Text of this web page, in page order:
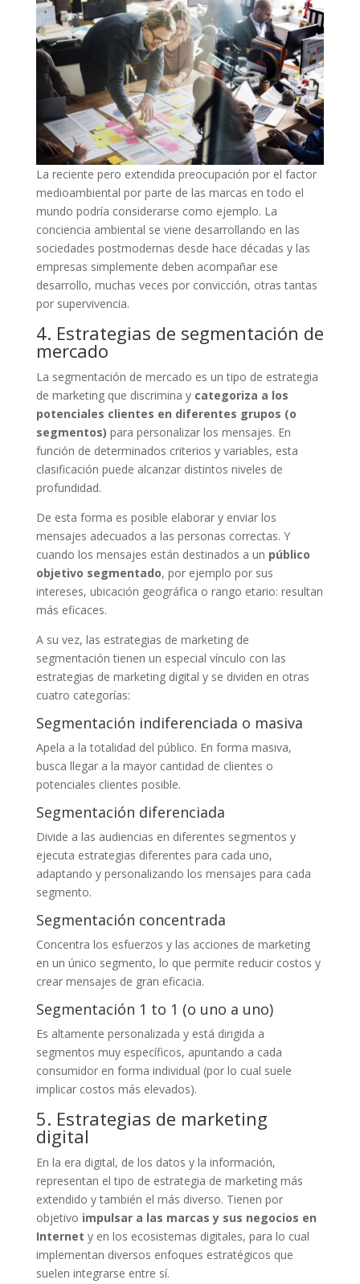
La reciente pero extendida preocupación por el factor
medioambiental por parte de las marcas en todo el
mundo podría considerarse como ejemplo. La
conciencia ambiental se viene desarrollando en las
sociedades postmodernas desde hace décadas y las
empresas simplemente deben acompañar ese
desarrollo, muchas veces por convicción, otras tantas
por supervivencia.
4. Estrategias de segmentación de
mercado
La segmentación de mercado es un tipo de estrategia
de marketing que discrimina y categoriza a los
potenciales clientes en diferentes grupos (o
segmentos) para personalizar los mensajes. En
función de determinados criterios y variables, esta
clasificación puede alcanzar distintos niveles de
profundidad.
De esta forma es posible elaborar y enviar los
mensajes adecuados a las personas correctas. Y
cuando los mensajes están destinados a un público
objetivo segmentado, por ejemplo por sus
intereses, ubicación geográfica o rango etario: resultan
más eficaces.
A su vez, las estrategias de marketing de
segmentación tienen un especial vínculo con las
estrategias de marketing digital y se dividen en otras
cuatro categorías:
Segmentación indiferenciada o masiva
Apela a la totalidad del público. En forma masiva,
busca llegar a la mayor cantidad de clientes o
potenciales clientes posible.
Segmentación diferenciada
Divide a las audiencias en diferentes segmentos y
ejecuta estrategias diferentes para cada uno,
adaptando y personalizando los mensajes para cada
segmento.
Segmentación concentrada
Concentra los esfuerzos y las acciones de marketing
en un único segmento, lo que permite reducir costos y
crear mensajes de gran eficacia.
Segmentación 1 to 1 (o uno a uno)
Es altamente personalizada y está dirigida a
segmentos muy específicos, apuntando a cada
consumidor en forma individual (por lo cual suele
implicar costos más elevados).
5. Estrategias de marketing
digital
En la era digital, de los datos y la información,
representan el tipo de estrategia de marketing más
extendido y también el más diverso. Tienen por
objetivo impulsar a las marcas y sus negocios en
Internet y en los ecosistemas digitales, para lo cual
implementan diversos enfoques estratégicos que
suelen integrarse entre sí.